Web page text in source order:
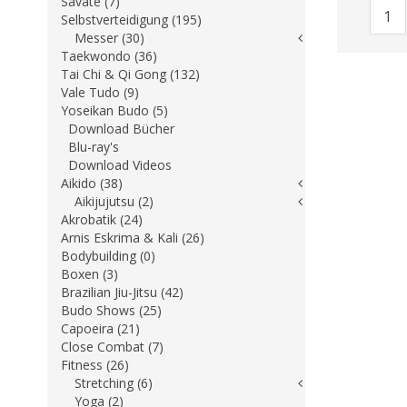
Selbstverteidigung (195)
Messer (30)
Taekwondo (36)
Tai Chi & Qi Gong (132)
Vale Tudo (9)
Yoseikan Budo (5)
Download Bücher
Blu-ray's
Download Videos
Aikido (38)
Aikijujutsu (2)
Akrobatik (24)
Arnis Eskrima & Kali (26)
Bodybuilding (0)
Boxen (3)
Brazilian Jiu-Jitsu (42)
Budo Shows (25)
Capoeira (21)
Close Combat (7)
Fitness (26)
Stretching (6)
Yoga (2)